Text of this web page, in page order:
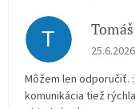
T
25.6.2026
Môžem len odporučiť.
komunikácia tiež